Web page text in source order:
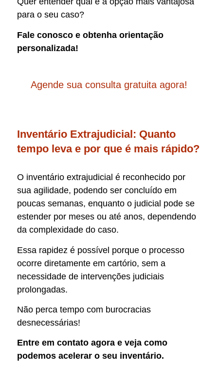
para o seu caso?
Fale conosco e obtenha orientação
personalizada!
Agende sua consulta gratuita agora!
Inventário Extrajudicial: Quanto
tempo leva e por que é mais rápido?
O inventário extrajudicial é reconhecido por
sua agilidade, podendo ser concluído em
poucas semanas, enquanto o judicial pode se
estender por meses ou até anos, dependendo
da complexidade do caso.
Essa rapidez é possível porque o processo
ocorre diretamente em cartório, sem a
necessidade de intervenções judiciais
prolongadas.
Não perca tempo com burocracias
desnecessárias!
Entre em contato agora e veja como
podemos acelerar o seu inventário.